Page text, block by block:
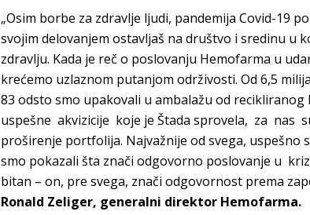
„Osim borbe za zdravlje ljudi, pandemija Covid-19
svojim delovanjem ostavljaš na društvo i sredinu u
zdravlju. Kada je reč o poslovanju Hemofarma u
krećemo uzlaznom putanjom održivosti. Od 6,5
83 odsto smo upakovali u ambalažu od
uspešne akvizicije koje je Štada sprovela, za nas
proširenje portfolija. Najvažnije od svega, uspešno
smo pokazali šta znači odgovorno poslovanje u
bitan – on, pre svega, znači odgovornost prema
Ronald Zeliger, generalni direktor Hemofarma.